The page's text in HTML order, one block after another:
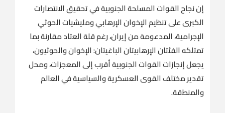
إن نجاح القوات المسلحة الجنوبية في تحقيق الانتصارات
الكبرى على تنظيم الإخوان الإرهابي ومليشيات الحوثي
الإجرامية، المدعومة من إيران، رغم قلة العتاد مقارنة بما
تمتلكه الفئتان الإرهابيتان الباغيتان: الإخوان والحوثيون،
يجعل إنجازات القوات الجنوبية أقرب إلى المعجزات، ومحل
تقدير مختلف القوى العسكرية والسياسية في العالم
والمنطقة.